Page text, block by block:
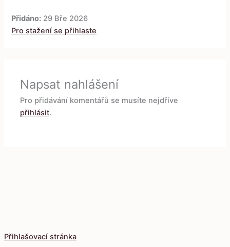
Přihlašovací stránka
Přidáno: 29 Bře 2026
Pro stažení se přihlaste
Napsat nahlášení
Pro přidávání komentářů se musíte nejdříve
přihlásit.